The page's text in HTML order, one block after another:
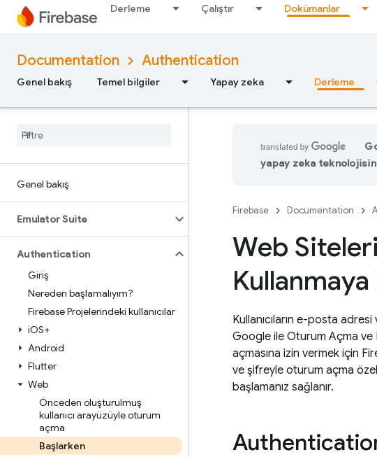
Derleme Çalıştır Dokümanlar
Documentation Authentication
Genel bakış Temel bilgiler Yapay zeka Derleme
Genel bakış
Emulator Suite
Authentication
Giriş
Nereden başlamalıyım?
Firebase Projelerindeki kullanıcılar
iOS+
Android
Flutter
Web
Önceden oluşturulmuş
kullanıcı arayüzüyle oturum
açma
Başlarken
yapay zeka
Firebase Documentation
Web
Kullanmaya
Kullanıcıların e-posta
Google ile Oturum Açma ve
açmasına izin vermek için
ve şifreyle oturum açma
başlamanız sağlanır.